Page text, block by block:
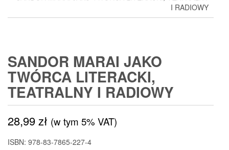
I RADIOWY
SANDOR MARAI JAKO
TWÓRCA LITERACKI,
TEATRALNY I RADIOWY
28,99zł (w tym 5% VAT)
ISBN: 978-83-7865-227-4